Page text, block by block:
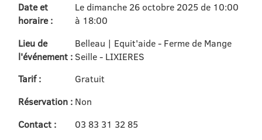
Date et
horaire :
Le dimanche 26 octobre 2025 de 10:00
à 18:00
Lieu de
l'événement :
Belleau | Equit'aide - Ferme de Mange
Seille - LIXIERES
Tarif :
Gratuit
Réservation : Non
Contact :
03 83 31 32 85